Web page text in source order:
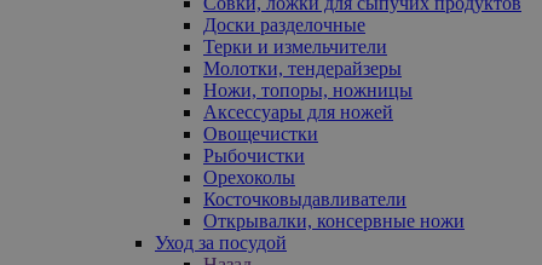
Доски разделочные
Терки и измельчители
Молотки, тендерайзеры
Ножи, топоры, ножницы
Аксессуары для ножей
Овощечистки
Рыбочистки
Орехоколы
Косточковыдавливатели
Открывалки, консервные ножи
Уход за посудой